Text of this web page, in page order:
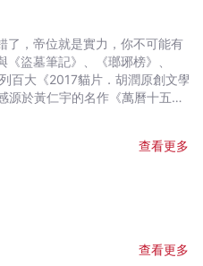
✎第一人稱視
別人
你的信心到底是從哪來的？」
了由朝中大臣們「票選」決定
掀起各方勢力暗湧的野心。
查看更多
查看更多